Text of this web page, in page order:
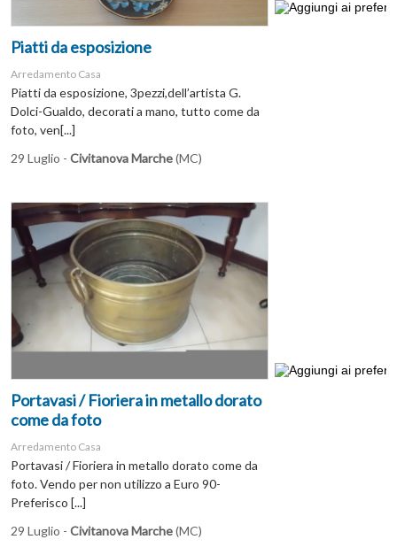
Piatti da esposizione
Arredamento Casa
Piatti da esposizione, 3pezzi,dell’artista G.
Dolci-Gualdo, decorati a mano, tutto come da
foto, ven[...]
29 Luglio - Civitanova Marche(MC)
Portavasi / Fioriera in metallo dorato
come da foto
Arredamento Casa
Portavasi / Fioriera in metallo dorato come da
foto. Vendo per non utilizzo a Euro 90-
Preferisco [...]
29 Luglio - Civitanova Marche(MC)